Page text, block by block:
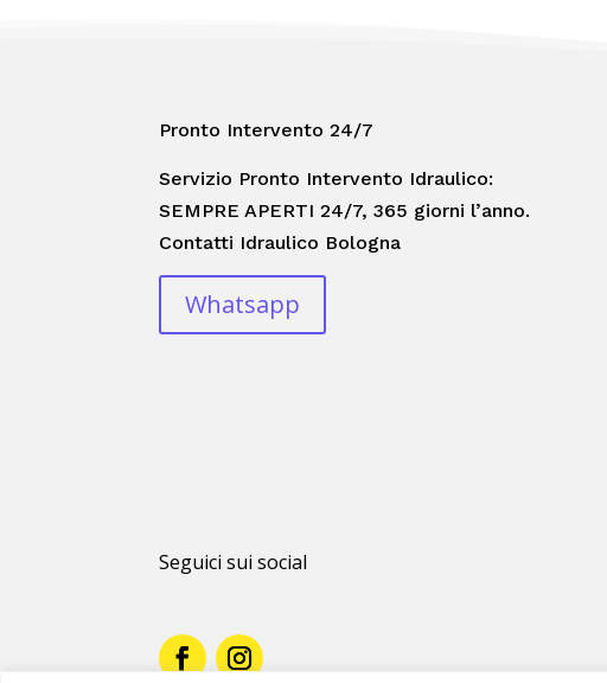
Pronto Intervento 24/7
Servizio Pronto Intervento Idraulico:
SEMPRE APERTI 24/7, 365 giorni l’anno.
Contatti Idraulico Bologna
Whatsapp
Seguici sui social